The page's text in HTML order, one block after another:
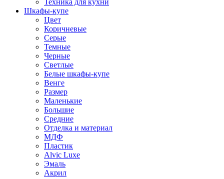
Техника для кухни
Шкафы-купе
Цвет
Коричневые
Серые
Темные
Черные
Светлые
Белые шкафы-купе
Венге
Размер
Маленькие
Большие
Средние
Отделка и материал
МДФ
Пластик
Alvic Luxe
Эмаль
Акрил